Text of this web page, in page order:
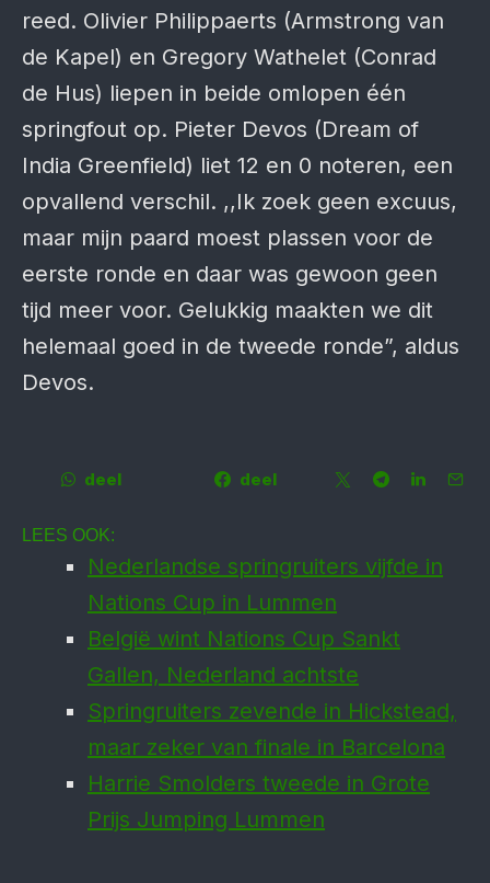
reed. Olivier Philippaerts (Armstrong van
de Kapel) en Gregory Wathelet (Conrad
de Hus) liepen in beide omlopen één
springfout op. Pieter Devos (Dream of
India Greenfield) liet 12 en 0 noteren, een
opvallend verschil. ,,Ik zoek geen excuus,
maar mijn paard moest plassen voor de
eerste ronde en daar was gewoon geen
tijd meer voor. Gelukkig maakten we dit
helemaal goed in de tweede ronde”, aldus
Devos.
deel deel
LEES OOK:
Nederlandse springruiters vijfde in
Nations Cup in Lummen
België wint Nations Cup Sankt
Gallen, Nederland achtste
Springruiters zevende in Hickstead,
maar zeker van finale in Barcelona
Harrie Smolders tweede in Grote
Prijs Jumping Lummen